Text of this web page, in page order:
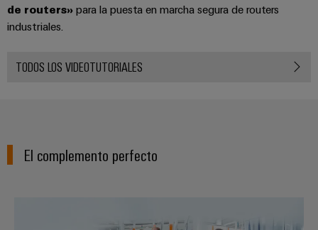
de routers» para la puesta en marcha segura de routers
industriales.
TODOS LOS VIDEOTUTORIALES
El complemento perfecto